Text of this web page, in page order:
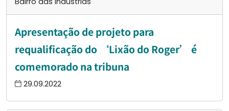
Apresentação de projeto para
requalificação do ‘Lixão do Roger’ é
comemorado na tribuna
29.09.2022